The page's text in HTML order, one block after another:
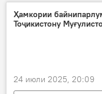
Ҳамкории
Тоҷикистону
24 июли 2025, 20:09